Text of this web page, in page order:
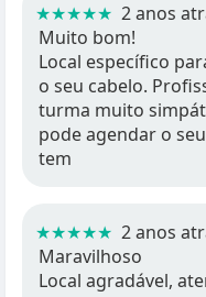
★★★★★ 2 anos
Muito bom!
Local específico
o seu cabelo.
turma muito
pode agendar o
tem
★★★★★ 2 anos
Maravilhoso
Local agradável,